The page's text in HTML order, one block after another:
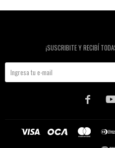
¡SUSCRIBITE Y RECIBÍ
